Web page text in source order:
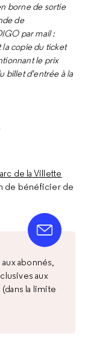
borne de sortie
de
par mail :
copie du ticket
le prix
billet d'entrée à la
de la Villette
de bénéficier de
abonnés,
aux
la limite